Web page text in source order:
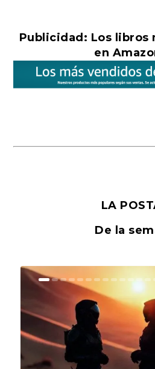
Publicidad: Los libros
en
LA
De la